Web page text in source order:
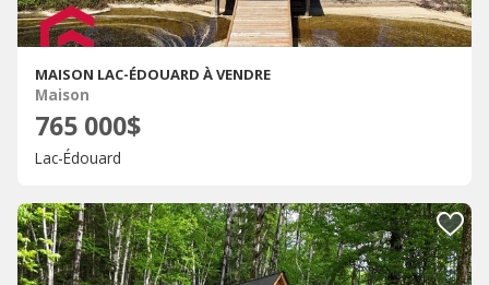
MAISON LAC-ÉDOUARD À VENDRE
Maison
765 000$
Lac-Édouard